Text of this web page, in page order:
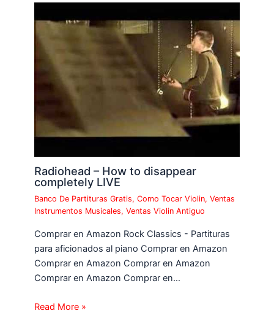
Radiohead – How to disappear
completely LIVE
Banco De Partituras Gratis,Como Tocar Violin,Ventas
Instrumentos Musicales,Ventas Violin Antiguo
Comprar en Amazon Rock Classics - Partituras
para aficionados al piano Comprar en Amazon
Comprar en Amazon Comprar en Amazon
Comprar en Amazon Comprar en…
Read More »